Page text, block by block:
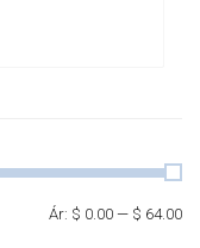
Ár: $ 0.00 — $ 64.00